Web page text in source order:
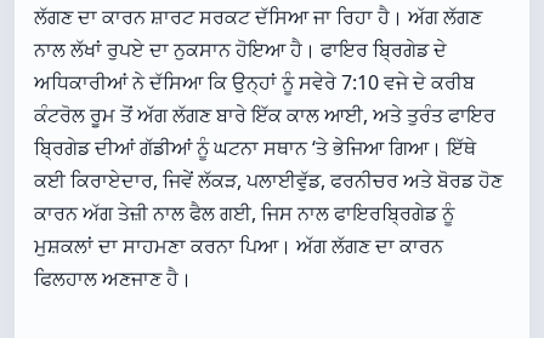
ਲੱਗਣ ਦਾ ਕਾਰਨ ਸ਼ਾਰਟ ਸਰਕਟ ਦੱਸਿਆ ਜਾ ਰਿਹਾ ਹੈ। ਅੱਗ ਲੱਗਣ
ਨਾਲ ਲੱਖਾਂ ਰੁਪਏ ਦਾ ਨੁਕਸਾਨ ਹੋਇਆ ਹੈ। ਫਾਇਰ ਬ੍ਰਿਗੇਡ ਦੇ
ਅਧਿਕਾਰੀਆਂ ਨੇ ਦੱਸਿਆ ਕਿ ਉਨ੍ਹਾਂ ਨੂੰ ਸਵੇਰੇ 7:10 ਵਜੇ ਦੇ ਕਰੀਬ
ਕੰਟਰੋਲ ਰੂਮ ਤੋਂ ਅੱਗ ਲੱਗਣ ਬਾਰੇ ਇੱਕ ਕਾਲ ਆਈ, ਅਤੇ ਤੁਰੰਤ ਫਾਇਰ
ਬ੍ਰਿਗੇਡ ਦੀਆਂ ਗੱਡੀਆਂ ਨੂੰ ਘਟਨਾ ਸਥਾਨ ‘ਤੇ ਭੇਜਿਆ ਗਿਆ। ਇੱਥੇ
ਕਈ ਕਿਰਾਏਦਾਰ, ਜਿਵੇਂ ਲੱਕੜ, ਪਲਾਈਵੁੱਡ, ਫਰਨੀਚਰ ਅਤੇ ਬੋਰਡ ਹੋਣ
ਕਾਰਨ ਅੱਗ ਤੇਜ਼ੀ ਨਾਲ ਫੈਲ ਗਈ, ਜਿਸ ਨਾਲ ਫਾਇਰਬ੍ਰਿਗੇਡ ਨੂੰ
ਮੁਸ਼ਕਲਾਂ ਦਾ ਸਾਹਮਣਾ ਕਰਨਾ ਪਿਆ। ਅੱਗ ਲੱਗਣ ਦਾ ਕਾਰਨ
ਫਿਲਹਾਲ ਅਣਜਾਣ ਹੈ।